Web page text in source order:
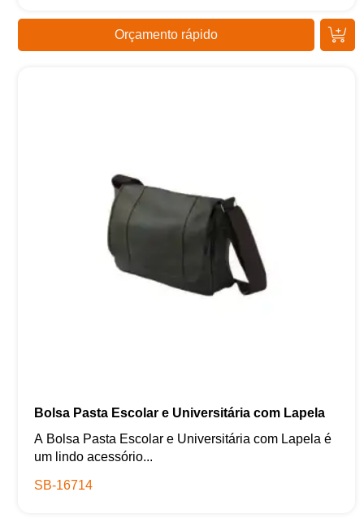
Orçamento rápido
Bolsa Pasta Escolar e Universitária com Lapela
A Bolsa Pasta Escolar e Universitária com Lapela é
um lindo acessório...
SB-16714